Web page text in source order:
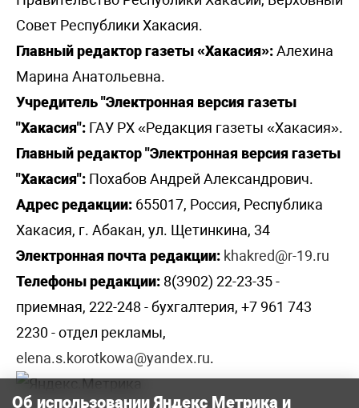
Совет Республики Хакасия.
Главный редактор газеты «Хакасия»:Алехина
Марина Анатольевна.
Учредитель "Электронная версия газеты
"Хакасия": ГАУ РХ «Редакция газеты «Хакасия».
Главный редактор "Электронная версия газеты
"Хакасия": Похабов Андрей Александрович.
Адрес редакции: 655017, Россия, Республика
Хакасия, г. Абакан, ул. Щетинкина, 34
Электронная почта редакции: khakred@r-19.ru
Телефоны редакции: 8(3902) 22-23-35 -
приемная, 222-248 - бухгалтерия, +7 961 743
2230 - отдел рекламы,
elena.s.korotkowa@yandex.ru.
Об использовании Яндекс Метрика и